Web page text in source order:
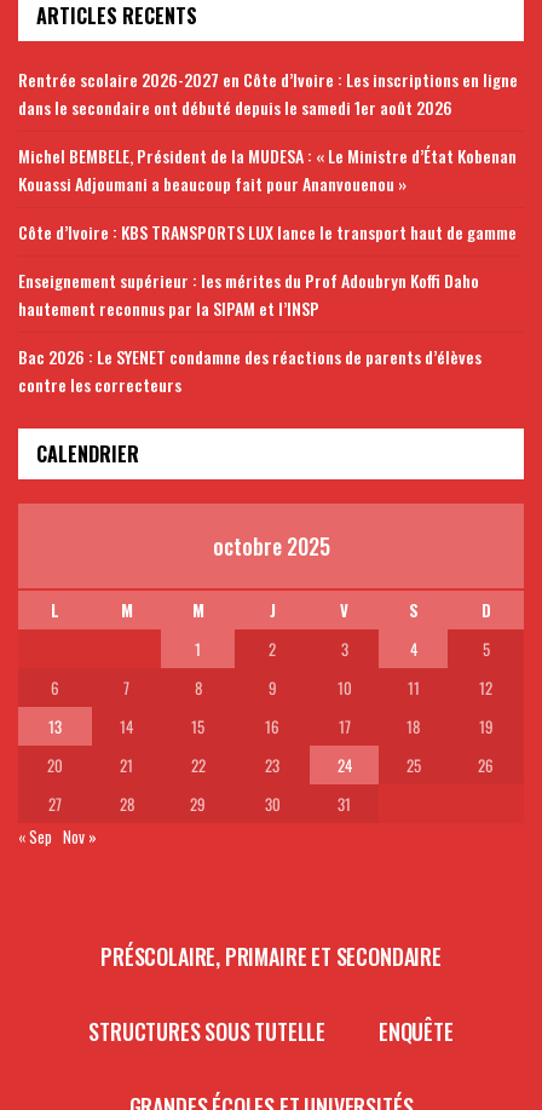
ARTICLES RECENTS
Rentrée scolaire 2026-2027 en Côte d’Ivoire : Les inscriptions en ligne
dans le secondaire ont débuté depuis le samedi 1er août 2026
Michel BEMBELE, Président de la MUDESA : « Le Ministre d’État Kobenan
Kouassi Adjoumani a beaucoup fait pour Ananvouenou »
Côte d’Ivoire : KBS TRANSPORTS LUX lance le transport haut de gamme
Enseignement supérieur : les mérites du Prof Adoubryn Koffi Daho
hautement reconnus par la SIPAM et l’INSP
Bac 2026 : Le SYENET condamne des réactions de parents d’élèves
contre les correcteurs
CALENDRIER
octobre 2025
L M M J V S
D
1
2 3 4
5
6
7 8 9 10 11
12
13
14 15 16 17 18
19
20
21 22 23 24 25
26
27
28 29 30
31
« Sep Nov »
PRÉSCOLAIRE, PRIMAIRE ET SECONDAIRE
STRUCTURES SOUS TUTELLE ENQUÊTE